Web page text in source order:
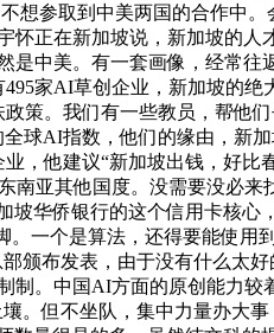
想参取到中美两国的合作中
正在新加坡说，新加坡的人
中美。有一套画像，经常往
家AI草创企业，新加坡的
策。我们有一些教员，帮他
球AI指数，他们的缘由，新
他建议“新加坡出钱，好比
南亚其他国度。没需要没必来
华侨银行的这个信用卡核心
一个是算法，还得要能使用
颁布发表，由于没有什么太
。中国AI方面的原创能力
但不坐队，集中力量办大事